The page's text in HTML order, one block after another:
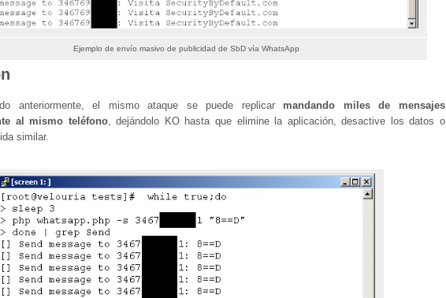
Ejemplo de envío masivo de publicidad de SbD vía WhatsApp
anteriormente, el mismo ataque se puede replicar mandando miles de mensajes
al mismo teléfono, dejándolo KO hasta que elimine la aplicación, desactive los datos o
similar.